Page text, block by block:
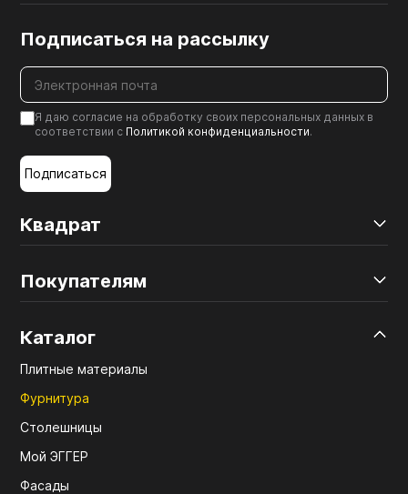
Квадрат
Покупателям
Каталог
Плитные материалы
Фурнитура
Столешницы
Мой ЭГГЕР
Фасады
Подписаться на рассылку
Я даю согласие на обработку своих персональных данных в
соответствии с Политикой конфиденциальности.
Подписаться